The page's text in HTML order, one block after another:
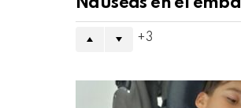
Náuseas en el
3